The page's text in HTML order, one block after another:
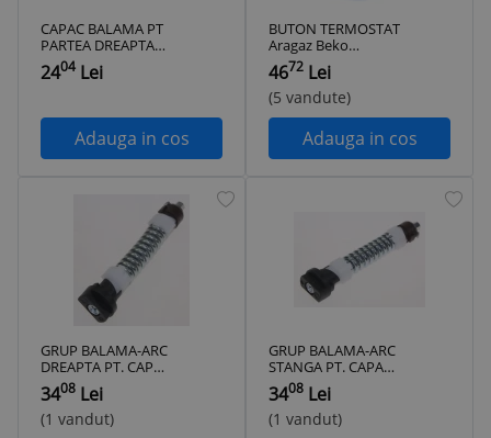
CAPAC BALAMA PT
PARTEA DREAPTA
Aragaz Beko
FSMT52320DXO, 4
2404 Lei
Adauga in cos
BUTON TERMOSTAT
Aragaz Beko
FSMT52320DXO, 4
arzatoare, Mixt
4672 Lei
(5 vandute)
Adauga in cos
GRUP BALAMA-ARC
DREAPTA PT. CAPAC
SUPERIOR Aragaz
Beko
FSMT52320DXO, 4
arzatoare, Mixt
3408 Lei
(1 vandut)
GRUP BALAMA-ARC
STANGA PT. CAPAC
SUPERIOR Aragaz
Beko
FSMT52320DXO, 4
arzatoare, Mixt
3408 Lei
(1 vandut)